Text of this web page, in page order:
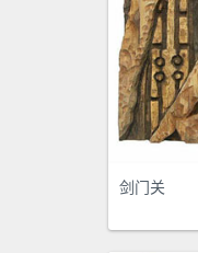
剑门关